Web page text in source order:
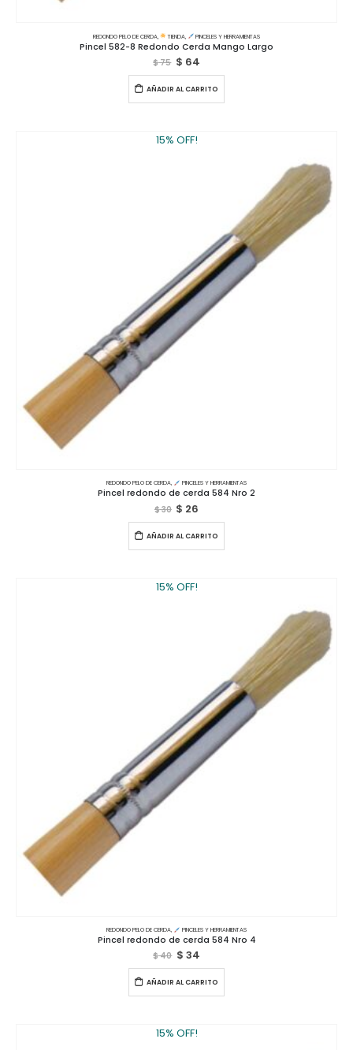
REDONDO PELO DE CERDA, TIENDA, PINCELES Y HERRAMIENTAS
Pincel 582-8 Redondo Cerda Mango Largo
$75 $ 64
AÑADIR AL CARRITO
15% OFF!
REDONDO PELO DE CERDA, PINCELES Y HERRAMIENTAS
Pincel redondo de cerda 584 Nro 2
$30 $ 26
AÑADIR AL CARRITO
15% OFF!
REDONDO PELO DE CERDA, PINCELES Y HERRAMIENTAS
Pincel redondo de cerda 584 Nro 4
$40 $ 34
AÑADIR AL CARRITO
15% OFF!